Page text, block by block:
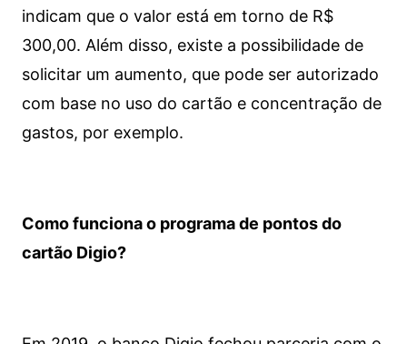
indicam que o valor está em torno de R$
300,00. Além disso, existe a possibilidade de
solicitar um aumento, que pode ser autorizado
com base no uso do cartão e concentração de
gastos, por exemplo.
Como funciona o programa de pontos do
cartão Digio?